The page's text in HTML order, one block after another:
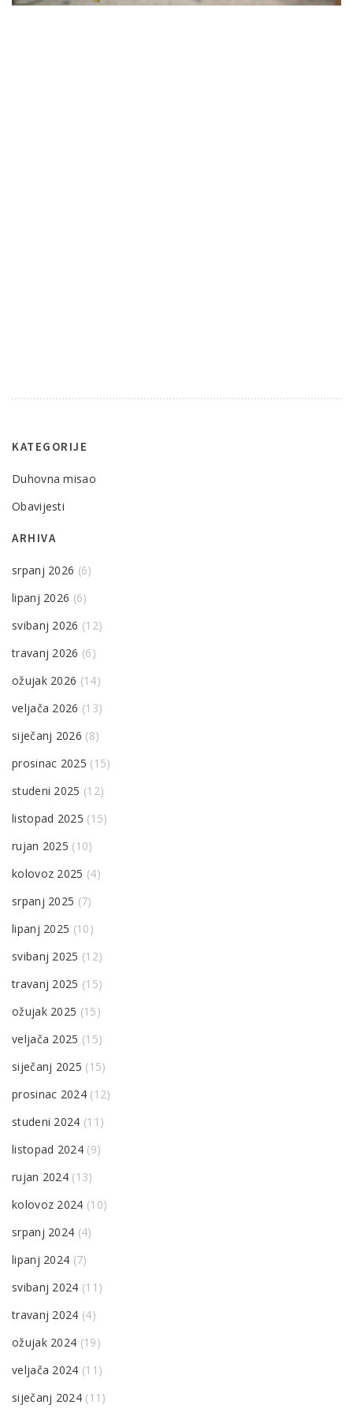
KATEGORIJE
Duhovna misao
Obavijesti
ARHIVA
srpanj 2026 (6)
lipanj 2026 (6)
svibanj 2026 (12)
travanj 2026 (6)
ožujak 2026 (14)
veljača 2026 (13)
siječanj 2026 (8)
prosinac 2025 (15)
studeni 2025 (12)
listopad 2025 (15)
rujan 2025 (10)
kolovoz 2025 (4)
srpanj 2025 (7)
lipanj 2025 (10)
svibanj 2025 (12)
travanj 2025 (15)
ožujak 2025 (15)
veljača 2025 (15)
siječanj 2025 (15)
prosinac 2024(12)
studeni 2024 (11)
listopad 2024(9)
rujan 2024 (13)
kolovoz 2024 (10)
srpanj 2024 (4)
lipanj 2024 (7)
svibanj 2024 (11)
travanj 2024 (4)
ožujak 2024 (19)
veljača 2024 (11)
siječanj 2024(11)